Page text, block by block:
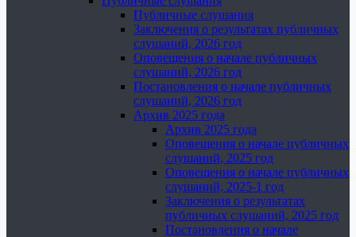
Публичные слушания
Заключения о результатах публичных
слушаний, 2026 год
Оповещения о начале публичных
слушаний, 2026 год
Постановления о начале публичных
слушаний, 2026 год
Архив 2025 года
Архив 2025 года
Оповещения о начале публичных
слушаний, 2025 год
Оповещения о начале публичных
слушаний, 2025-1 год
Заключения о результатах
публичных слушаний, 2025 год
Постановления о начале